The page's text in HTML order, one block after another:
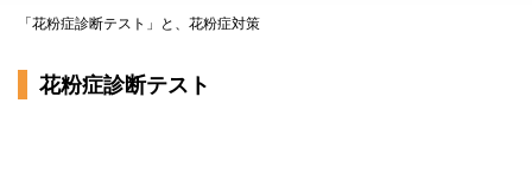
「花粉症診断テスト」と、花粉症対策
花粉症診断テスト